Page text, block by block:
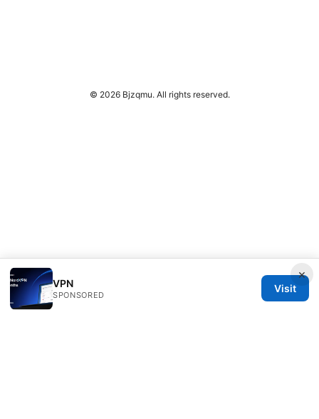
×
VPN
SPONSORED
Visit
© 2026 Bjzqmu. All rights reserved.